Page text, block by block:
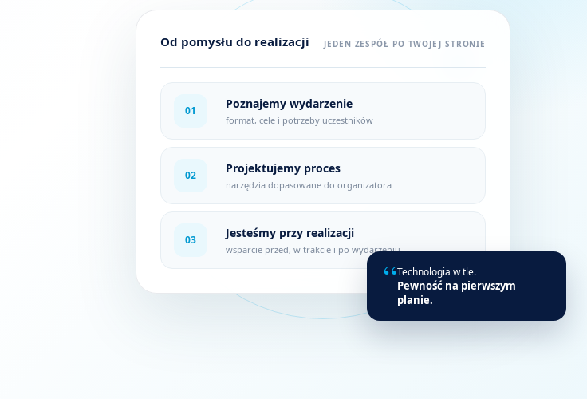
Od pomysłu do realizacji JEDEN ZESPÓŁ PO TWOJEJ STRONIE
01 Poznajemy wydarzenie
format, cele i potrzeby uczestników
02 Projektujemy proces
narzędzia dopasowane do organizatora
03 Jesteśmy przy realizacji
wsparcie przed, w trakcie i po wydarzeniu
“Technologia w tle.
Pewność na pierwszym
planie.